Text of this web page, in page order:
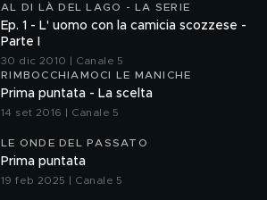
AL DI LÀ DEL LAGO - LA SERIE
Ep. 1 - L' uomo con la camicia scozzese -
Parte I
30 dic 2010 | Canale 5
RIMBOCCHIAMOCI LE MANICHE
Prima puntata - La scelta
14 set 2016 | Canale 5
LE ONDE DEL PASSATO
Prima puntata
19 feb 2025 | Canale 5